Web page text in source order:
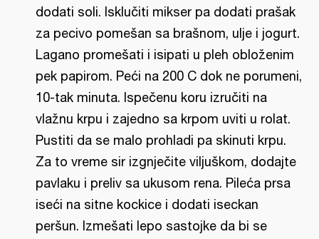
dodati soli. Isklučiti mikser pa dodati prašak
za pecivo pomešan sa brašnom, ulje i jogurt.
Lagano promešati i isipati u pleh obloženim
pek papirom. Peći na 200 C dok ne porumeni,
10-tak minuta. Ispečenu koru izručiti na
vlažnu krpu i zajedno sa krpom uviti u rolat.
Pustiti da se malo prohladi pa skinuti krpu.
Za to vreme sir izgnječite viljuškom, dodajte
pavlaku i preliv sa ukusom rena. Pileća prsa
iseći na sitne kockice i dodati iseckan
peršun. Izmešati lepo sastojke da bi se